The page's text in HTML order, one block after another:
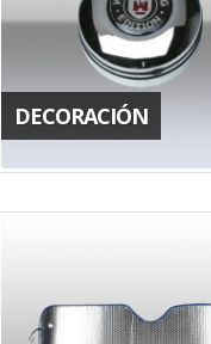
DECORACIÓN